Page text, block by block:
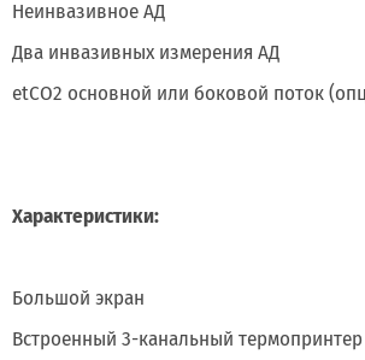
Неинвазивное АД
Два инвазивных измерения АД
etCO2 основной или боковой поток
Характеристики:
Большой экран
Встроенный 3-канальный